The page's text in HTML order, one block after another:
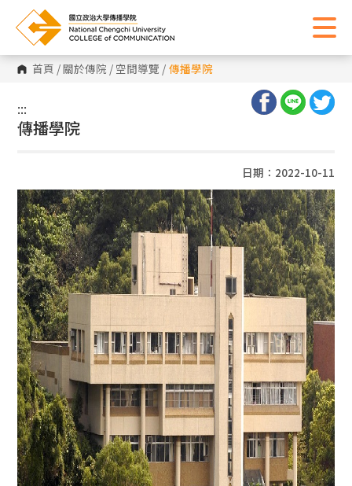
首頁 /關於傳院 / 空間導覽 / 傳播學院
:::
:::
傳播學院
日期：2022-10-11